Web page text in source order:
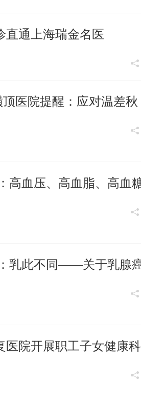
直通上海瑞金名医
医院提醒：应对温差秋
高血压、高血脂、高血
乳此不同——关于乳腺
院开展职工子女健康